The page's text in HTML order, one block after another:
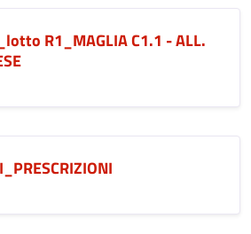
R1_MAGLIA C1.1 - ALL.